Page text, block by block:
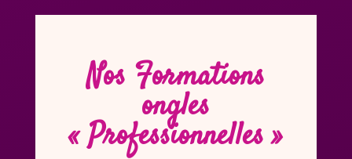
Nos Formations
ongles
« Professionnelles »